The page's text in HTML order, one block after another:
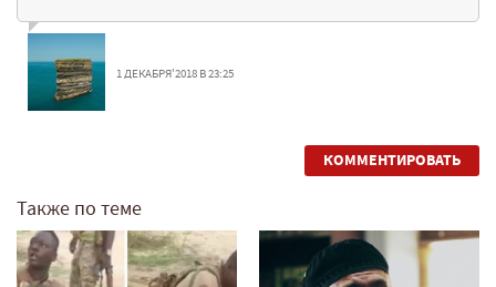
1 ДЕКАБРЯ'2018 В 23:25
КОММЕНТИРОВАТЬ
Также по теме